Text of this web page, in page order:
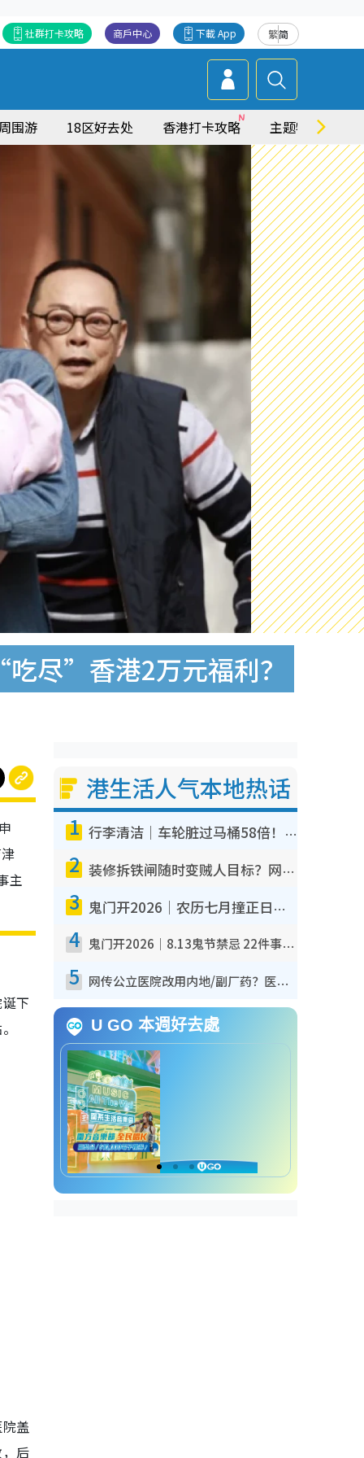
繁简
下載 App
商戶中心
社群打卡攻略
围游 18区好去处 香港打卡攻略 主题特集
尽”香港2万元福利？
主
下
盖
后
港生活人气本地热话
1 行李清洁｜车轮脏过马桶58倍！专家警告忌用酒精擦 教1招免脏手除菌
2 装修拆铁闸随时变贼人目标？网友揭2大关键用途：装新款等于白装？附新旧铁闸分别
3 鬼门开2026｜农历七月撞正日全食特别邪？专家警告切忌做一事！揭4大禁忌+2招保平安
4 鬼门开2026｜8.13鬼节禁忌 22件事不能做！烧肉、刺身要少食？半夜勿吹口哨/打给个电话
5 网传公立医院改用内地/副厂药？医生拆解正副厂分别，揭4类人换药随时出事
U GO 本週好去處